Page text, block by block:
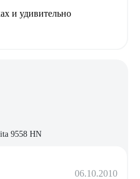
и удивительно
9558 HN
06.10.2010